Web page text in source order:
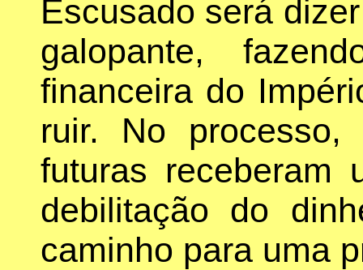
Escusado será
galopante,
financeira do
ruir. No
futuras receberam
debilitação do
caminho para uma